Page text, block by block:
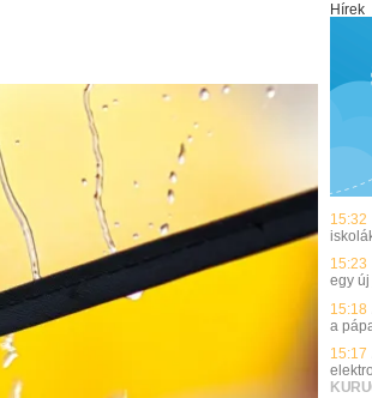
Hírek
15:32
15:23
egy
15:18
a
15:17